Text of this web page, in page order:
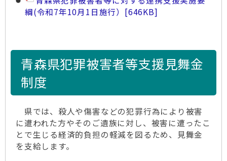
綱(令和7年10月1日施行） [646KB]
青森県犯罪被害者等支援見舞金
制度
県では、殺人や傷害などの犯罪行為により被害
に遭われた方やそのご遺族に対し、被害に遭ったこ
とで生じる経済的負担の軽減を図るため、見舞金
を支給します。